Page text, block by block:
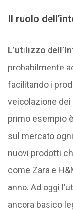
Il ruolo
L’utilizzo
probabilmente
facilitando i
veicolazione
primo esempio è
sul mercato
nuovi prodotti
come Zara e
anno. Ad oggi
ancora basico